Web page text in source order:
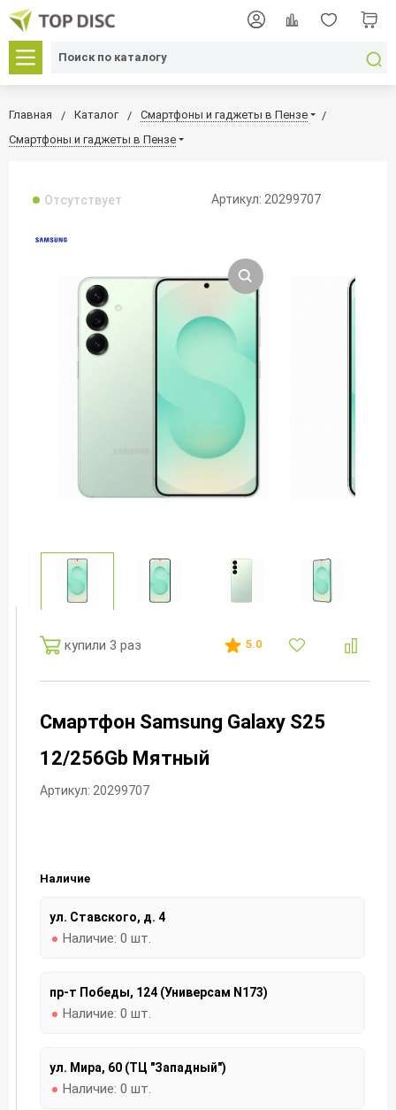
Главная Каталог
Смартфоны и гаджеты в Пензе
Смартфоны и гаджеты в Пензе
Отсутствует Артикул: 20299707
купили 3 раз 5.0
Смартфон Samsung Galaxy S25
12/256Gb Мятный
Артикул: 20299707
Наличие
ул. Ставского, д. 4
Наличие: 0 шт.
пр-т Победы, 124 (Универсам N173)
Наличие: 0 шт.
ул. Мира, 60 (ТЦ "Западный")
Наличие: 0 шт.